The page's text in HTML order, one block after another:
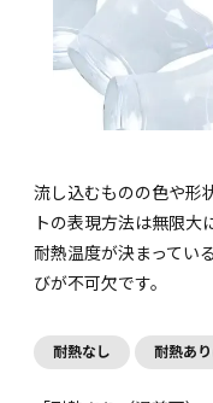
流し込むものの色や形
トの表現方法は無限大
耐熱温度が決まってい
びが不可欠です。
耐熱なし 耐熱あ